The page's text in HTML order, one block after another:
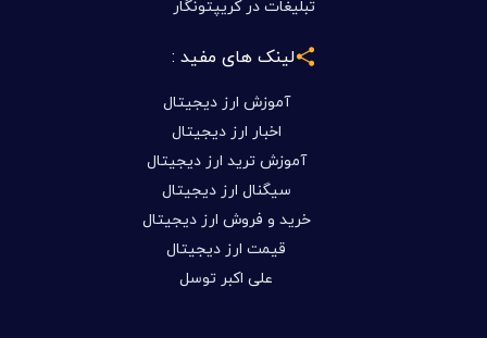
تبلیغات در کریپتونگار
لینک های مفید :
آموزش ارز دیجیتال
اخبار ارز دیجیتال
آموزش ترید ارز دیجیتال
سیگنال ارز دیجیتال
خرید و فروش ارز دیجیتال
قیمت ارز دیجیتال
علی اکبر توسل